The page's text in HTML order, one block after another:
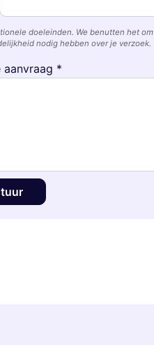
doeleinden. We benutten het om
nodig hebben over je verzoek.
aanvraag *